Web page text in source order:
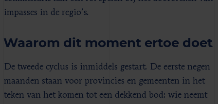
impasses in de regio’s.
Waarom dit moment ertoe doet
De tweede cyclus is inmiddels gestart. De eerste negen
maanden staan voor provincies en gemeenten in het
teken van het komen tot een dekkend bod: wie neemt